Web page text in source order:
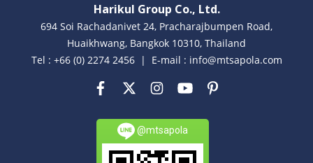
Harikul Group Co., Ltd.
694 Soi Rachadanivet 24, Pracharajbumpen Road,
Huaikhwang, Bangkok 10310, Thailand
Tel : +66 (0) 2274 2456 | E-mail : info@mtsapola.com
@mtsapola